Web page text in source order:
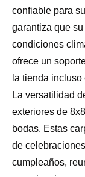
confiable para
garantiza que
condiciones
ofrece un
la tienda
La versatilidad
exteriores de
bodas. Estas
de
cumpleaños,